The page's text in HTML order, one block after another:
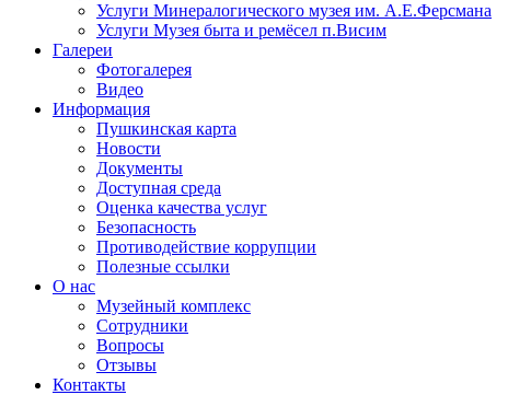
Услуги Минералогического музея им. А.Е.Ферсмана
Услуги Музея быта и ремёсел п.Висим
Галереи
Фотогалерея
Видео
Информация
Пушкинская карта
Новости
Документы
Доступная среда
Оценка качества услуг
Безопасность
Противодействие коррупции
Полезные ссылки
О нас
Музейный комплекс
Сотрудники
Вопросы
Отзывы
Контакты